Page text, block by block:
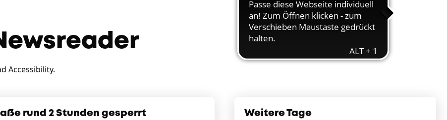
Accessibility.
rund 2 Stunden gesperrt
Weitere Tage